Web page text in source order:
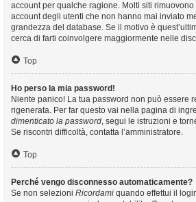
account per qualche ragione. Molti siti
account degli utenti che non hanno mai inviato
grandezza del database. Se il motivo è
cerca di farti coinvolgere maggiormente nelle
Top
Ho perso la mia password!
Niente panico! La tua password non può essere
rigenerata. Per far questo vai nella pagina di
dimenticato la password, segui le istruzioni e
Se riscontri difficoltà, contatta l’amministratore.
Top
Perché vengo disconnesso automaticamente?
Se non selezioni Ricordami quando effettui il